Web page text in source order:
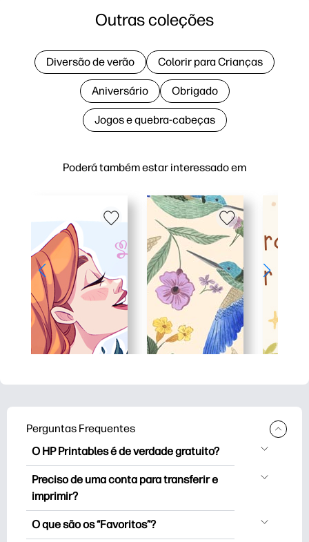
Poderá também estar interessado em
Outras coleções
Diversão de verão Colorir para Crianças
Aniversário Obrigado
Jogos e quebra-cabeças
Perguntas Frequentes
O HP Printables é de verdade gratuito?
O HP Printables oferece mais de 2.500
impressoras de cortesia para download
e impressão. Explore páginas para colorir
populares, planilhas divertidas de
Preciso de uma conta para transferir e
imprimir?
Pode explorar e imprimir sem criar uma
conta. Mas inicie sessão ajuda-o a
O que são os “Favoritos”?